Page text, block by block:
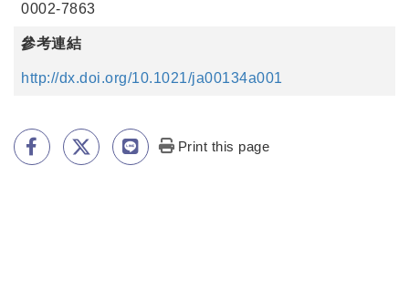
0002-7863
參考連結
http://dx.doi.org/10.1021/ja00134a001
Print this page